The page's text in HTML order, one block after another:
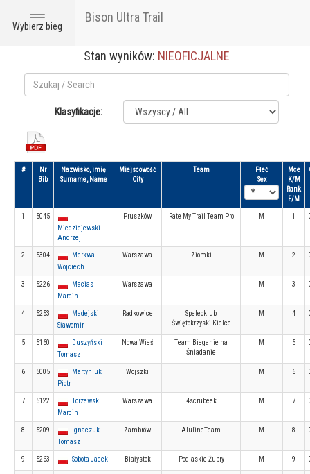
Toggle
navigation
Wybierz bieg
Bison Ultra Trail
Stan wyników: NIEOFICJALNE
Klasyfikacje:
#
Nr
Bib
Nazwisko, imię
Surname, Name
Miejscowość
City
Team
Płeć
Sex
Mce
K/M
Rank
F/M
1
5045
Miedziejewski
Andrzej
Pruszków Rate My Trail Team Pro M 1
2 5304
Merkwa
Wojciech
Warszawa Ziomki M 2
3 5226
Macias
Marcin
Warszawa M 3
4 5253
Madejski
Sławomir
Radkowice
Speleoklub
Świętokrzyski Kielce
M 4
5 5160
Duszyński
Tomasz
Nowa Wieś
Team Bieganie na
Śniadanie
M 5
6 5005
Martyniuk
Piotr
Wojszki M 6
7 5122
Torzewski
Marcin
Warszawa 4scrubeek M 7
8 5209
Ignaczuk
Tomasz
Zambrów AlulineTeam M 8
9 5263 Sobota Jacek Białystok Podlaskie Żubry M 9